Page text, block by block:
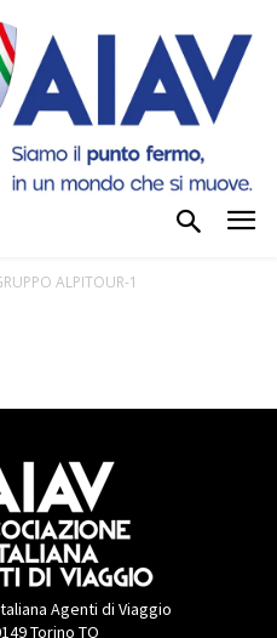
ALPITOUR-1
Agenti di Viaggio
Torino TO